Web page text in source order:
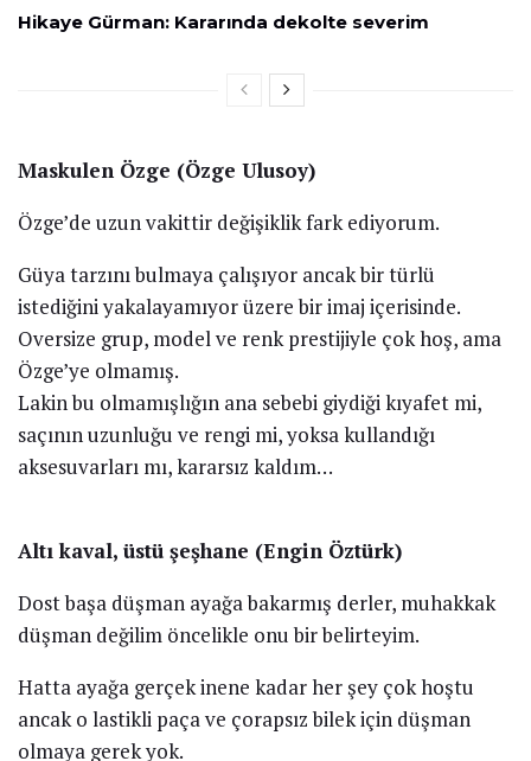
Hikaye Gürman: Kararında dekolte severim
Maskulen Özge (Özge Ulusoy)
Özge’de uzun vakittir değişiklik fark ediyorum.
Güya tarzını bulmaya çalışıyor ancak bir türlü
istediğini yakalayamıyor üzere bir imaj içerisinde.
Oversize grup, model ve renk prestijiyle çok hoş, ama
Özge’ye olmamış.
Lakin bu olmamışlığın ana sebebi giydiği kıyafet mi,
saçının uzunluğu ve rengi mi, yoksa kullandığı
aksesuvarları mı, kararsız kaldım…